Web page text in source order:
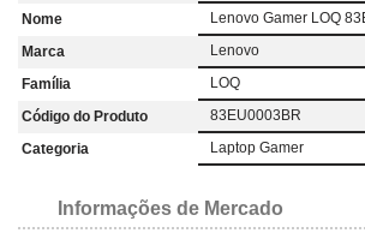
Nome
Lenovo Gamer LOQ
Marca
Lenovo
Família
LOQ
Código do Produto
83EU0003BR
Categoria
Laptop Gamer
Informações de Mercado